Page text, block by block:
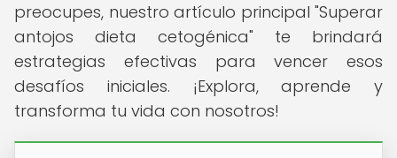
preocupes, nuestro artículo principal "Superar
antojos dieta cetogénica" te brindará
estrategias efectivas para vencer esos
desafíos iniciales. ¡Explora, aprende y
transforma tu vida con nosotros!